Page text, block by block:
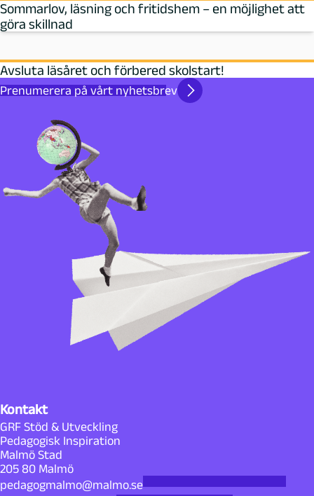
Sommarlov, läsning och fritidshem – en möjlighet att
göra skillnad
Avsluta läsåret och förbered skolstart!
Prenumerera på vårt nyhetsbrev
Kontakt
GRF Stöd & Utveckling
Pedagogisk Inspiration
Malmö Stad
205 80 Malmö
pedagogmalmo@malmo.se